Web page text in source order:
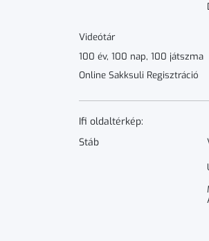
Videótár
100 év, 100 nap, 100 játszma
Online Sakksuli Regisztráció
Ifi oldaltérkép:
Stáb